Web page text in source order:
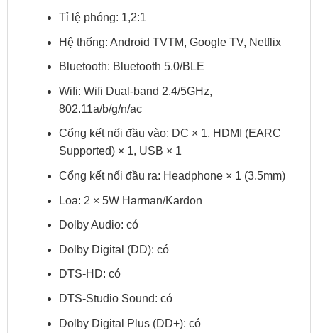
Tỉ lệ phóng: 1,2:1
Hệ thống: Android TVTM, Google TV, Netflix
Bluetooth: Bluetooth 5.0/BLE
Wifi: Wifi Dual-band 2.4/5GHz,
802.11a/b/g/n/ac
Cổng kết nối đầu vào: DC × 1, HDMI (EARC
Supported) × 1, USB × 1
Cổng kết nối đầu ra: Headphone × 1 (3.5mm)
Loa: 2 × 5W Harman/Kardon
Dolby Audio: có
Dolby Digital (DD): có
DTS-HD: có
DTS-Studio Sound: có
Dolby Digital Plus (DD+): có